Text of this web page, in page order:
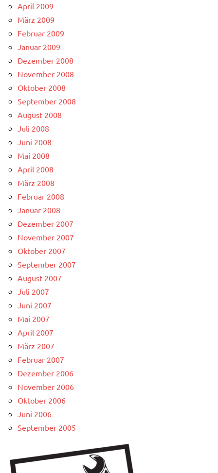
April 2009
März 2009
Februar 2009
Januar 2009
Dezember 2008
November 2008
Oktober 2008
September 2008
August 2008
Juli 2008
Juni 2008
Mai 2008
April 2008
März 2008
Februar 2008
Januar 2008
Dezember 2007
November 2007
Oktober 2007
September 2007
August 2007
Juli 2007
Juni 2007
Mai 2007
April 2007
März 2007
Februar 2007
Dezember 2006
November 2006
Oktober 2006
Juni 2006
September 2005